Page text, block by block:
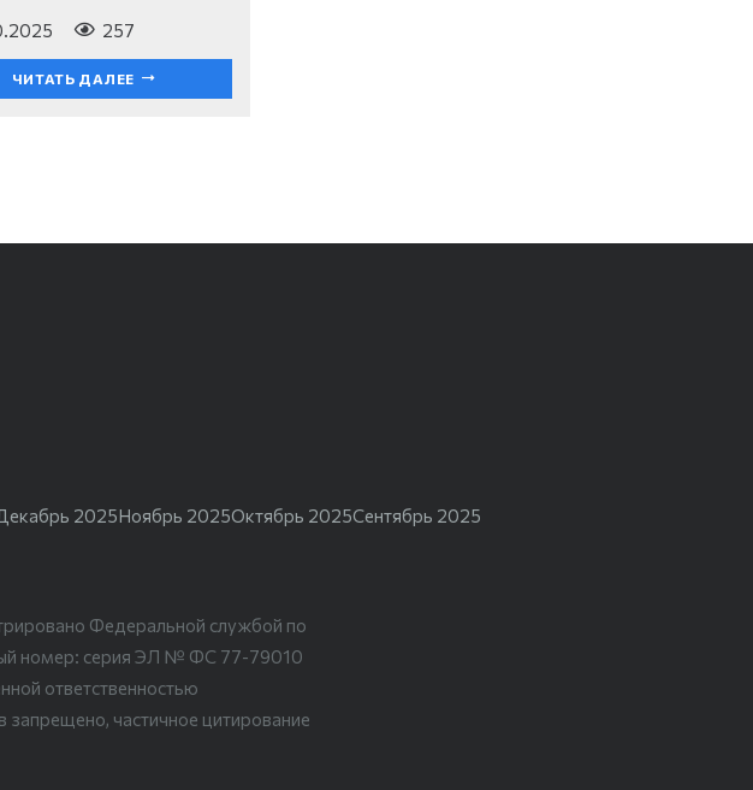
257
ЧИТАТЬ ДАЛЕЕ
2025Ноябрь 2025Октябрь 2025Сентябрь 2025
Федеральной службой по
номер: серия ЭЛ № ФС 77-79010
ответственностью
частичное цитирование